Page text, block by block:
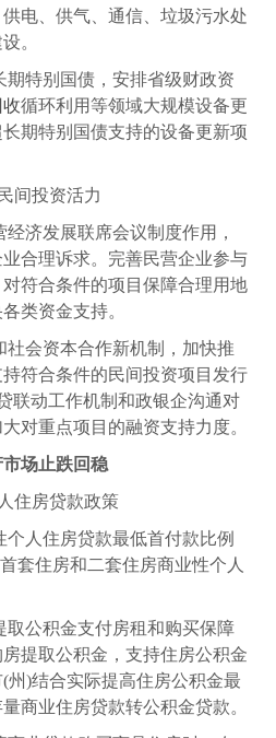
电、供气、通信、垃圾污水处
。
特别国债，安排省级财政资
收循环利用等领域大规模设备更
期特别国债支持的设备更新项
投资活力
济发展联席会议制度作用，
合理诉求。完善民营企业参与
符合条件的项目保障合理用地
类资金支持。
会资本合作新机制，加快推
符合条件的民间投资项目发行
联动工作机制和政银企沟通对
对重点项目的融资支持力度。
场止跌回稳
房贷款政策
人住房贷款最低首付款比例
套住房和二套住房商业性个人
公积金支付房租和购买保障
提取公积金，支持住房公积金
州)结合实际提高住房公积金最
商业住房贷款转公积金贷款。